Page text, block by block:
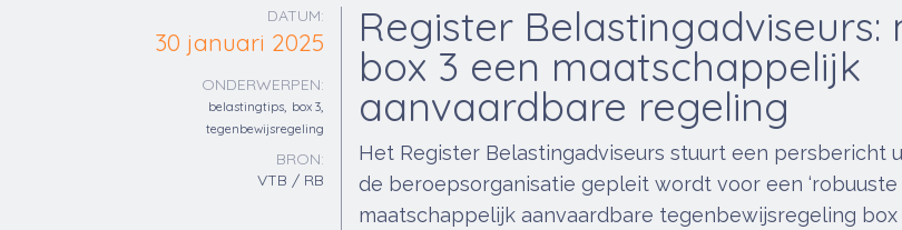
DATUM:
30 januari 2025
ONDERWERPEN:
belastingtips, box 3,
tegenbewijsregeling
BRON:
VTB / RB
Register Belastingadviseurs:
box 3 een maatschappelijk
aanvaardbare regeling
Het Register Belastingadviseurs stuurt een persbericht
de beroepsorganisatie gepleit wordt voor een ‘robuuste
maatschappelijk aanvaardbare tegenbewijsregeling box